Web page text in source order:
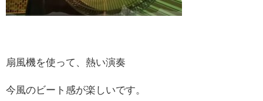
扇風機を使って、熱い演奏
今風のビート感が楽しいです。